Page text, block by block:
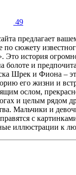
49
предлагает
по сюжету
Это история
болоте и
Шрек и Фиона –
его жизни и
ослом,
и целым рядом
Мальчики и
с
иллюстрации к